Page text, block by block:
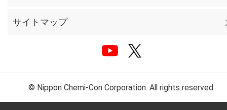
サイトマップ
© Nippon Chemi-Con Corporation. All rights reserved.